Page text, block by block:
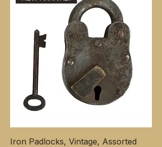
Iron Padlocks, Vintage, Assorted